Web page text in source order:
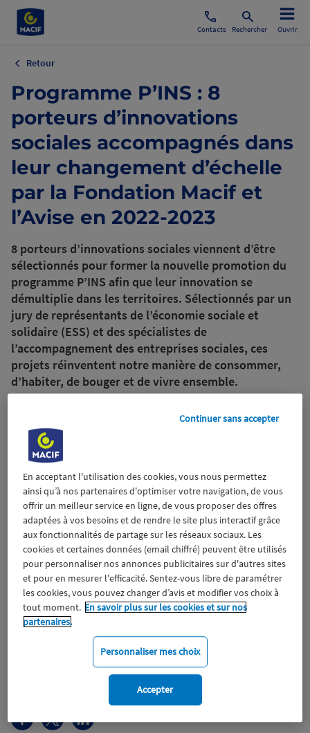
Contacts Rechercher Ouvrir
Retour
Programme P’INS : 8
porteurs d’innovations
sociales accompagnés dans
leur changement d’échelle
par la Fondation Macif et
l’Avise en 2022-2023
8 porteurs d’innovations sociales viennent d’être
sélectionnés pour former la nouvelle promotion du
programme P’INS afin que leur innovation se
démultiplie dans les territoires. Sélectionnés par un
jury de représentants de l’économie sociale et
solidaire (ESS) et des spécialistes de
l’accompagnement des entreprises sociales, ces
projets réinventent notre manière de consommer,
d’habiter, de bouger et de vivre ensemble.
Innovation sociale
En acceptant l'utilisation des cookies, vous nous permettez
ainsi qu’à nos partenaires d'optimiser votre navigation, de vous
offrir un meilleur service en ligne, de vous proposer des offres
adaptées à vos besoins et de rendre le site plus interactif grâce
aux fonctionnalités de partage sur les réseaux sociaux. Les
cookies et certaines données (email chiffré) peuvent être utilisés
pour personnaliser nos annonces publicitaires sur d'autres sites
et pour en mesurer l'efficacité. Sentez-vous libre de paramétrer
les cookies, vous pouvez changer d’avis et modifier vos choix à
tout moment. En savoir plus sur les cookies et sur nos
partenaires.
Personnaliser mes choix
Continuer sans accepter
Accepter